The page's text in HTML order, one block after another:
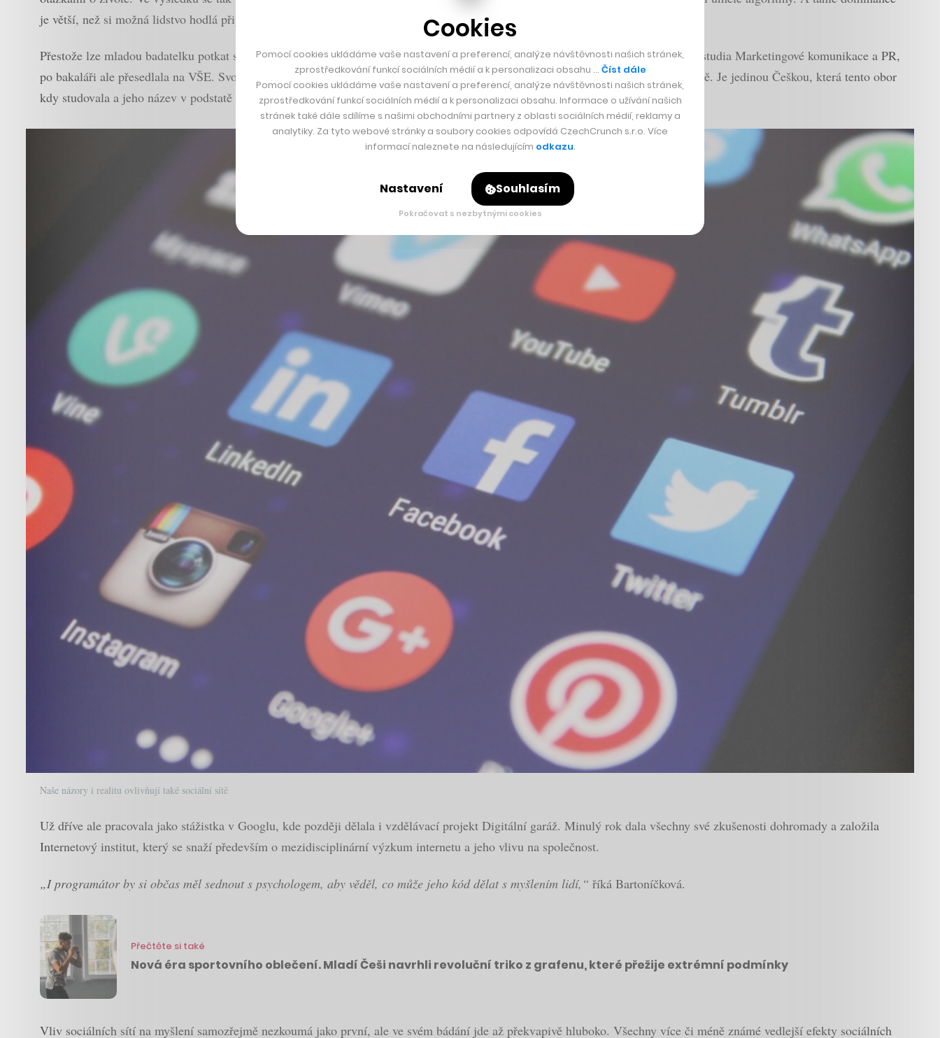
je větší, než si možná lidstvo hodlá připustit.
Přestože lze mladou badatelku potkat spíše na technologických konferencích, od gymnázia ji zajímaly sociální vědy. Vydala se na studia Marketingové komunikace a PR,
po bakaláři ale přesedlala na VŠE. Svoje vzdělání zakončila oborem Social Science of the Internet na prestižní Oxfordské univerzitě. Je jedinou Češkou, která tento obor
kdy studovala a jeho název v podstatě shrnuje, čemu se věnuje dnes.
Naše názory i realitu ovlivňují také sociální sítě
Už dříve ale pracovala jako stážistka v Googlu, kde později dělala i vzdělávací projekt Digitální garáž. Minulý rok dala všechny své zkušenosti dohromady a založila
Internetový institut, který se snaží především o mezidisciplinární výzkum internetu a jeho vlivu na společnost.
„I programátor by si občas měl sednout s psychologem, aby věděl, co může jeho kód dělat s myšlením lidí,“ říká Bartoníčková.
Přečtěte si také
Nová éra sportovního oblečení. Mladí Češi navrhli revoluční triko z grafenu, které přežije extrémní podmínky
Vliv sociálních sítí na myšlení samozřejmě nezkoumá jako první, ale ve svém bádání jde až překvapivě hluboko. Všechny více či méně známé vedlejší efekty sociálních
Cookies
Pomocí cookies ukládáme vaše nastavení a preferencí, analýze návštěvnosti našich stránek,
zprostředkování funkcí sociálních médií a k personalizaci obsahu … Číst dále
Pomocí cookies ukládáme vaše nastavení a preferencí, analýze návštěvnosti našich stránek,
zprostředkování funkcí sociálních médií a k personalizaci obsahu. Informace o užívání našich
stránek také dále sdílíme s našimi obchodními partnery z oblasti sociálních médií, reklamy a
analytiky. Za tyto webové stránky a soubory cookies odpovídá CzechCrunch s.r.o. Více
informací naleznete na následujícím odkazu.
Nastavení Souhlasím
Pokračovat s nezbytnými cookies